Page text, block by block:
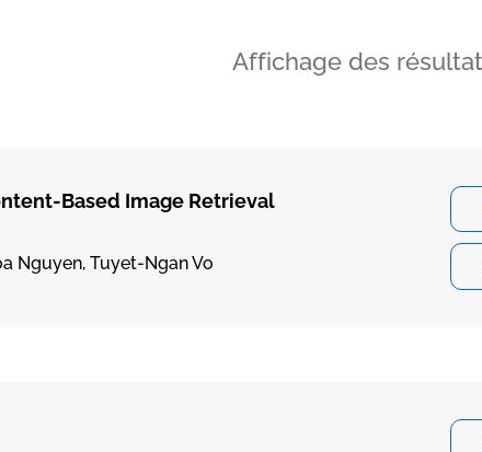
Affichage des
Based Image Retrieval
Nguyen, Tuyet-Ngan Vo